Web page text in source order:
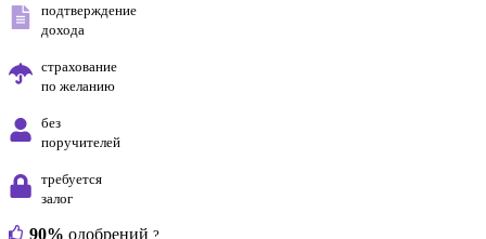
подтверждение
дохода
страхование
по желанию
без
поручителей
требуется
залог
90% одобрений ?